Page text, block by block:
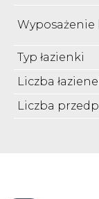
Wyposażenie
Typ łazienki
Liczba
Liczba